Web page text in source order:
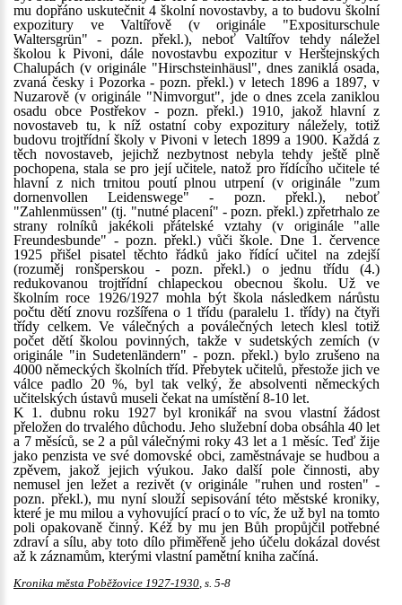
mu dopřáno uskutečnit 4 školní novostavby, a to budovu školní
expozitury ve Valtířově (v originále "Expositurschule
Waltersgrün" - pozn. překl.), neboť Valtířov tehdy náležel
školou k Pivoni, dále novostavbu expozitur v Herštejnských
Chalupách (v originále "Hirschsteinhäusl", dnes zaniklá osada,
zvaná česky i Pozorka - pozn. překl.) v letech 1896 a 1897, v
Nuzarově (v originále "Nimvorgut", jde o dnes zcela zaniklou
osadu obce Postřekov - pozn. překl.) 1910, jakož hlavní z
novostaveb tu, k níž ostatní coby expozitury náležely, totiž
budovu trojtřídní školy v Pivoni v letech 1899 a 1900. Každá z
těch novostaveb, jejichž nezbytnost nebyla tehdy ještě plně
pochopena, stala se pro její učitele, natož pro řídícího učitele té
hlavní z nich trnitou poutí plnou utrpení (v originále "zum
dornenvollen Leidenswege" - pozn. překl.), neboť
"Zahlenmüssen" (tj. "nutné placení" - pozn. překl.) zpřetrhalo ze
strany rolníků jakékoli přátelské vztahy (v originále "alle
Freundesbunde" - pozn. překl.) vůči škole. Dne 1. července
1925 přišel pisatel těchto řádků jako řídící učitel na zdejší
(rozuměj ronšperskou - pozn. překl.) o jednu třídu (4.)
redukovanou trojtřídní chlapeckou obecnou školu. Už ve
školním roce 1926/1927 mohla být škola následkem nárůstu
počtu dětí znovu rozšířena o 1 třídu (paralelu 1. třídy) na čtyři
třídy celkem. Ve válečných a poválečných letech klesl totiž
počet dětí školou povinných, takže v sudetských zemích (v
originále "in Sudetenländern" - pozn. překl.) bylo zrušeno na
4000 německých školních tříd. Přebytek učitelů, přestože jich ve
válce padlo 20 %, byl tak velký, že absolventi německých
učitelských ústavů museli čekat na umístění 8-10 let.
K 1. dubnu roku 1927 byl kronikář na svou vlastní žádost
přeložen do trvalého důchodu. Jeho služební doba obsáhla 40 let
a 7 měsíců, se 2 a půl válečnými roky 43 let a 1 měsíc. Teď žije
jako penzista ve své domovské obci, zaměstnávaje se hudbou a
zpěvem, jakož jejich výukou. Jako další pole činnosti, aby
nemusel jen ležet a rezivět (v originále "ruhen und rosten" -
pozn. překl.), mu nyní slouží sepisování této městské kroniky,
které je mu milou a vyhovující prací o to víc, že už byl na tomto
poli opakovaně činný. Kéž by mu jen Bůh propůjčil potřebné
zdraví a sílu, aby toto dílo přiměřeně jeho účelu dokázal dovést
až k záznamům, kterými vlastní pamětní kniha začíná.
Kronika města Poběžovice 1927-1930, s. 5-8